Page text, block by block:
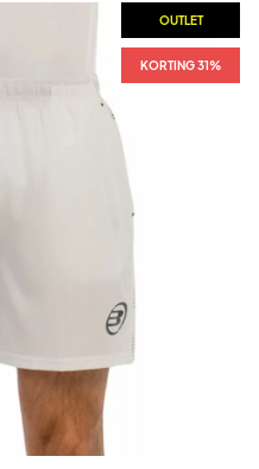
OUTLET
KORTING 31%
OUTLET
KORTING 31%
OUTLET
KORTING 31%
OUTLET
KORTING 31%